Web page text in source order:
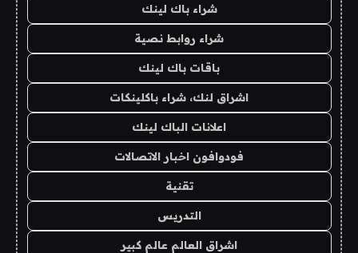
شراء باك لينك
شراء روابط نصية
باقات باك لينك
اشراق لنك، شراء باكلينكات
اعلانات الباك لينك
فودوافون اخبار الاتصالات
تقنية
التدريس
اشراق العالم عالم كبير